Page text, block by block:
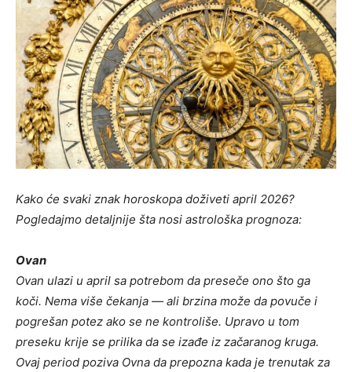
Kako će svaki znak horoskopa doživeti april 2026?
Pogledajmo detaljnije šta nosi astrološka prognoza:
Ovan
Ovan ulazi u april sa potrebom da preseče ono što ga
koči. Nema više čekanja — ali brzina može da povuče i
pogrešan potez ako se ne kontroliše. Upravo u tom
preseku krije se prilika da se izađe iz začaranog kruga.
Ovaj period poziva Ovna da prepozna kada je trenutak za